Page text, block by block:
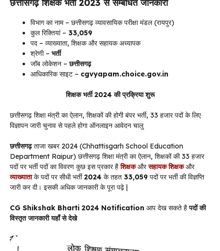
छत्तीसगढ़ शिक्षक भर्ती 2023 से सम्बंधित जानकारी
विभाग का नाम – छत्तीसगढ़ व्यावसायिक परीक्षा मंडल (रायपुर)
कुल रिक्तियां – 33,059
पद – व्याख्याता, शिक्षक और सहायक अध्यापक
श्रेणी – भर्ती
जॉब लोकेशन –छत्तीसगढ़
आधिकारिक साइट – cgvyapam.choice.gov.in
शिक्षक भर्ती 2024 की प्रक्रिया शुरू
छत्तीसगढ़ शिक्षा मंत्री का ऐलान, शिक्षकों की होगी बंपर भर्ती, 33 हजार पदों के लिए
विज्ञापन जारी चुनाव से पहले होगा ऑनलाइन आवेदन चालु
छत्तीसगढ़ताजा खबर 2024 (Chhattisgarh School Education
Department Raipur) छत्तीसगढ़ शिक्षा मंत्री का ऐलान, शिक्षकों की 33 हजार
पदों पर भर्ती पदों का विवरण कुछ इस प्रकार हैशिक्षकऔरसहायक शिक्षकऔर
व्याख्याताके पदों पर सीधी भर्ती2024 के तहत 33,059 पदों पर भर्ती की विज्ञप्ति
जारी कर दी। इसकी अधिक जानकारी के पूरा पढ़े |
CG Shikshak Bharti 2024 Notification आप देख सकते हैपदों की
विस्तृत जानकारी यहाँ से देखे